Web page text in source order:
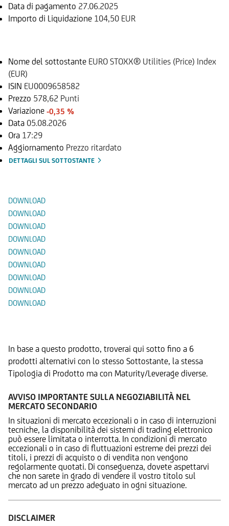
Data di pagamento 27.06.2025
Importo di Liquidazione 104,50 EUR
Nome del sottostante EURO STOXX® Utilities (Price) Index
(EUR)
ISIN EU0009658582
Prezzo 578,62 Punti
Variazione -0,35 %
Data 05.08.2026
Ora 17:29
Aggiornamento Prezzo ritardato
DETTAGLI SUL SOTTOSTANTE
DOWNLOAD
DOWNLOAD
DOWNLOAD
DOWNLOAD
DOWNLOAD
DOWNLOAD
DOWNLOAD
DOWNLOAD
DOWNLOAD
In base a questo prodotto, troverai qui sotto fino a 6
prodotti alternativi con lo stesso Sottostante, la stessa
Tipologia di Prodotto ma con Maturity/Leverage diverse.
AVVISO IMPORTANTE SULLA NEGOZIABILITÀ NEL
MERCATO SECONDARIO
In situazioni di mercato eccezionali o in caso di interruzioni
tecniche, la disponibilità dei sistemi di trading elettronico
può essere limitata o interrotta. In condizioni di mercato
eccezionali o in caso di fluttuazioni estreme dei prezzi dei
titoli, i prezzi di acquisto o di vendita non vengono
regolarmente quotati. Di conseguenza, dovete aspettarvi
che non sarete in grado di vendere il vostro titolo sul
mercato ad un prezzo adeguato in ogni situazione.
DISCLAIMER